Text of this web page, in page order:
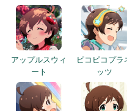
アップルスウィ
ート
ピコピコプラ
ッツ